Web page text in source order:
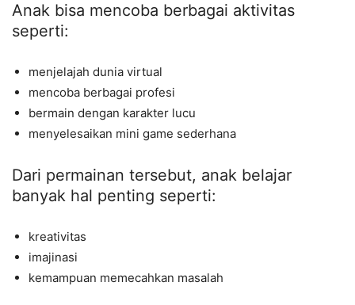
Anak bisa mencoba berbagai aktivitas
seperti:
menjelajah dunia virtual
mencoba berbagai profesi
bermain dengan karakter lucu
menyelesaikan mini game sederhana
Dari permainan tersebut, anak belajar
banyak hal penting seperti:
kreativitas
imajinasi
kemampuan memecahkan masalah